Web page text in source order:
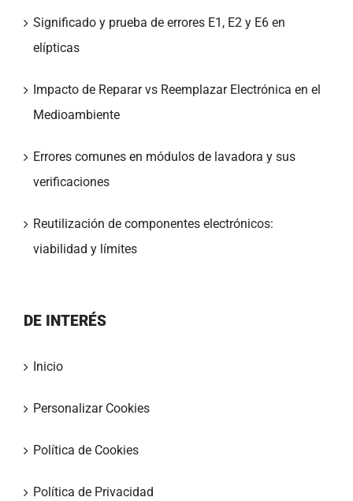
Significado y prueba de errores E1, E2 y E6 en
elípticas
Impacto de Reparar vs Reemplazar Electrónica en el
Medioambiente
Errores comunes en módulos de lavadora y sus
verificaciones
Reutilización de componentes electrónicos:
viabilidad y límites
DE INTERÉS
Inicio
Personalizar Cookies
Política de Cookies
Política de Privacidad